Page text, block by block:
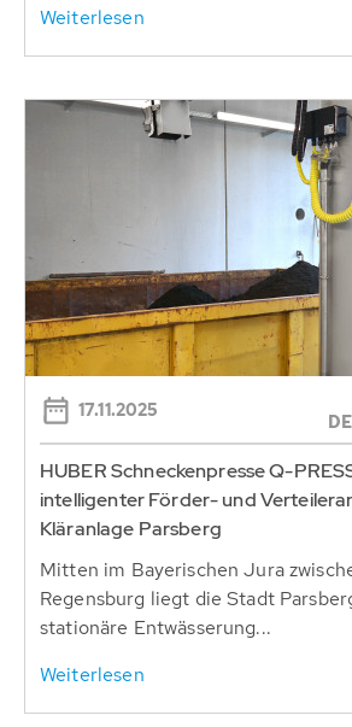
Weiterlesen
17.11.2025
HUBER Schneckenpresse Q-
intelligenter Förder- und
Kläranlage Parsberg
Mitten im Bayerischen Jura
Regensburg liegt die Stadt
stationäre Entwässerung...
Weiterlesen